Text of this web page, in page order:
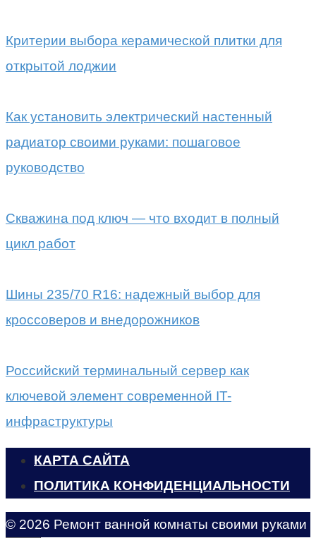
Критерии выбора керамической плитки для
открытой лоджии
Как установить электрический настенный
радиатор своими руками: пошаговое
руководство
Скважина под ключ — что входит в полный
цикл работ
Шины 235/70 R16: надежный выбор для
кроссоверов и внедорожников
Российский терминальный сервер как
ключевой элемент современной IT-
инфраструктуры
КАРТА САЙТА
ПОЛИТИКА КОНФИДЕНЦИАЛЬНОСТИ
© 2026 Ремонт ванной комнаты своими руками